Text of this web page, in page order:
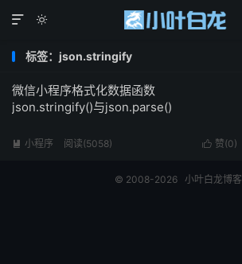


标签：json.stringify
微信小程序格式化数据函数
json.stringify()与json.parse()
 赞(0)
 小程序 阅读(5058)
© 2008-2026 小叶白龙博客